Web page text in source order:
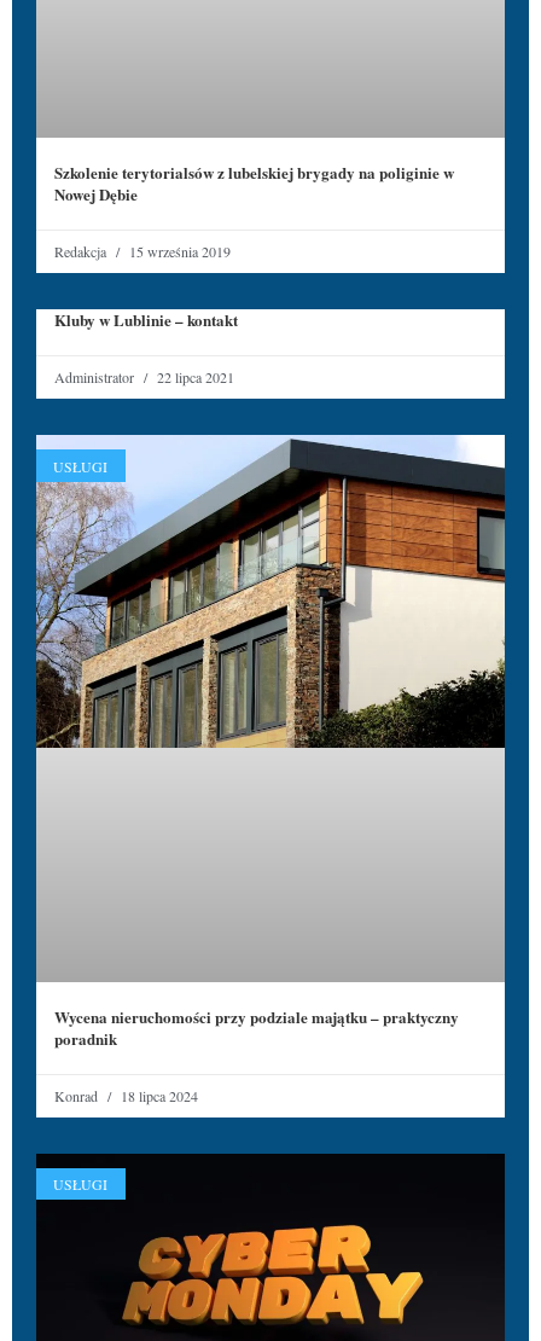
Szkolenie terytorialsów z lubelskiej brygady na poliginie w
Nowej Dębie
Redakcja 15 września 2019
Kluby w Lublinie – kontakt
Administrator 22 lipca 2021
USŁUGI
Wycena nieruchomości przy podziale majątku – praktyczny
poradnik
Konrad 18 lipca 2024
USŁUGI